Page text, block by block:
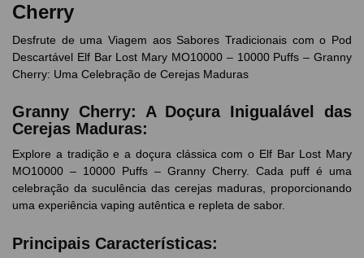
Cherry
Desfrute de uma Viagem aos Sabores Tradicionais com o Pod
Descartável Elf Bar Lost Mary MO10000 – 10000 Puffs – Granny
Cherry: Uma Celebração de Cerejas Maduras
Granny Cherry: A Doçura Inigualável das
Cerejas Maduras:
Explore a tradição e a doçura clássica com o Elf Bar Lost Mary
MO10000 – 10000 Puffs – Granny Cherry. Cada puff é uma
celebração da suculência das cerejas maduras, proporcionando
uma experiência vaping autêntica e repleta de sabor.
Principais Características: